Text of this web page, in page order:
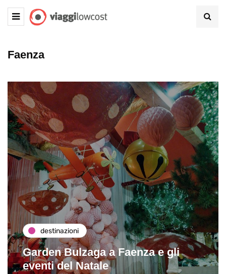
Faenza
destinazioni
Garden Bulzaga a Faenza e gli
eventi del Natale